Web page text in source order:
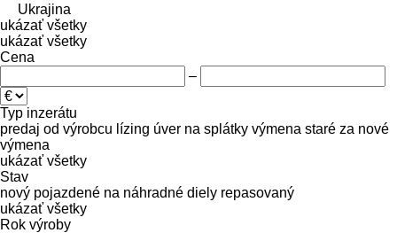
Ukrajina
ukázať všetky
ukázať všetky
Cena
–
Typ inzerátu
predaj od výrobcu lízing úver na splátky výmena staré za nové
výmena
ukázať všetky
Stav
nový pojazdené na náhradné diely repasovaný
ukázať všetky
Rok výroby